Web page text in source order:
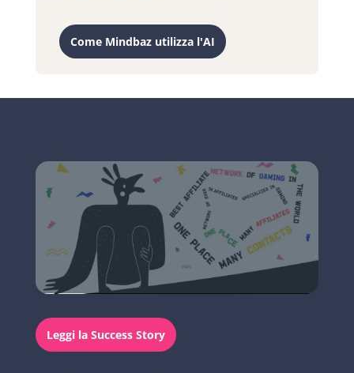
Come Mindbaz utilizza l'AI
Leggi la Success Story